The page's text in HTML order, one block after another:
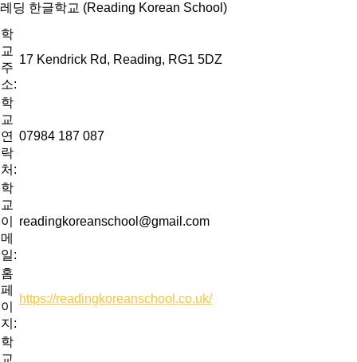
레딩 한글학교 (Reading Korean School)
학
교
주
소:
17 Kendrick Rd, Reading, RG1 5DZ
학
교
연
락
처:
07984 187 087
학
교
이
메
일:
readingkoreanschool@gmail.com
홈
페
이
지:
https://readingkoreanschool.co.uk/
학
교